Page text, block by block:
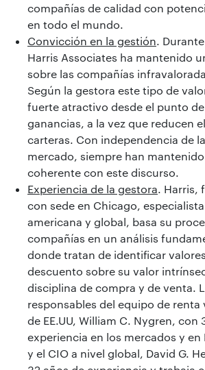
compañías de calidad con
en todo el mundo.
Convicción en la gestión .
Harris Associates ha mantenido
sobre las compañías
Según la gestora este tipo de
fuerte atractivo desde el punto
ganancias, a la vez que reducen
carteras. Con independencia de
mercado, siempre han
coherente con este discurso.
Experiencia de la gestora .
con sede en Chicago,
americana y global, basa su
compañías en un análisis
donde tratan de identificar
descuento sobre su valor
disciplina de compra y de venta.
responsables del equipo de renta
de EE.UU, William C. Nygren, con
experiencia en los mercados y en
y el CIO a nivel global, David G.